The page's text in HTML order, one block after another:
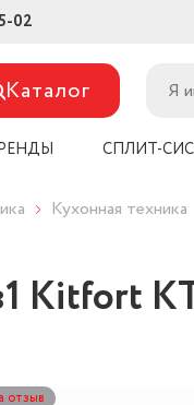
02
Каталог
СПЛИТ-
Кухонная техника
Kitfort
отзыв